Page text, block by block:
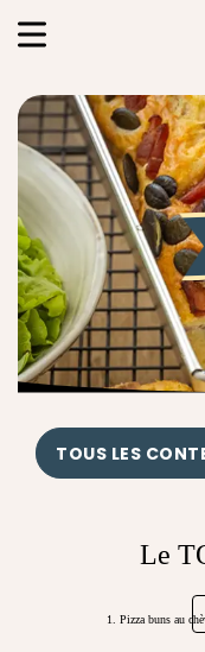
TOUS LES
Le
1. Pizza buns au